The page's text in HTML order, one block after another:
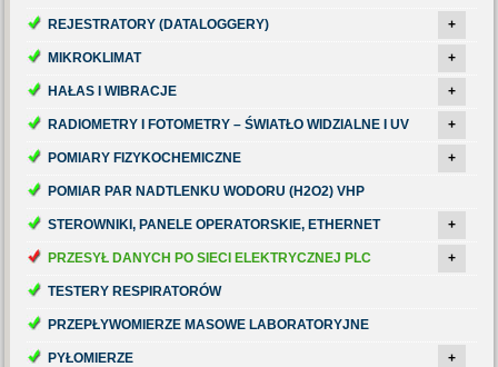
REJESTRATORY (DATALOGGERY) +
MIKROKLIMAT +
HAŁAS I WIBRACJE +
RADIOMETRY I FOTOMETRY – ŚWIATŁO WIDZIALNE I UV +
POMIARY FIZYKOCHEMICZNE +
POMIAR PAR NADTLENKU WODORU (H2O2) VHP
STEROWNIKI, PANELE OPERATORSKIE, ETHERNET +
PRZESYŁ DANYCH PO SIECI ELEKTRYCZNEJ PLC +
TESTERY RESPIRATORÓW
PRZEPŁYWOMIERZE MASOWE LABORATORYJNE
PYŁOMIERZE +